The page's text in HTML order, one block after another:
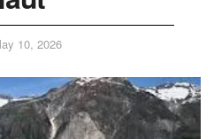
10, 2026